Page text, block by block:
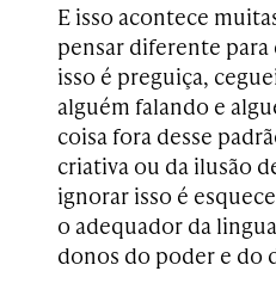
E isso acontece
pensar diferente para
isso é preguiça,
alguém falando e
coisa fora desse
criativa ou da ilusão
ignorar isso é
o adequador da
donos do poder e do